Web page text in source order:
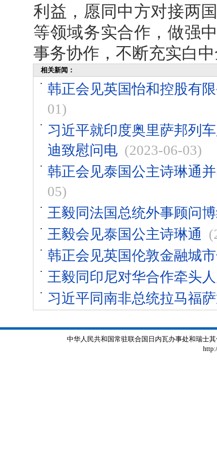
利益，愿同中方对接两
等领域务实合作，做强
事务协作，不断充实白
相关新闻：
韩正会见英国怡和控股有
01)
习近平就印度奥里萨邦列
迪致慰问电 (2023-06-03)
韩正会见泰国公主诗琳通
05)
王毅同法国总统外事顾问
王毅会见泰国公主诗琳通
韩正会见英国伦敦金融城
王毅同印尼对华合作牵头
习近平同南非总统拉马福
中华人民共和国常驻联合国日内瓦办事处和瑞士